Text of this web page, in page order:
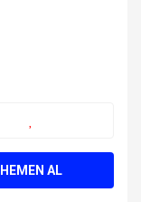
HEMEN AL